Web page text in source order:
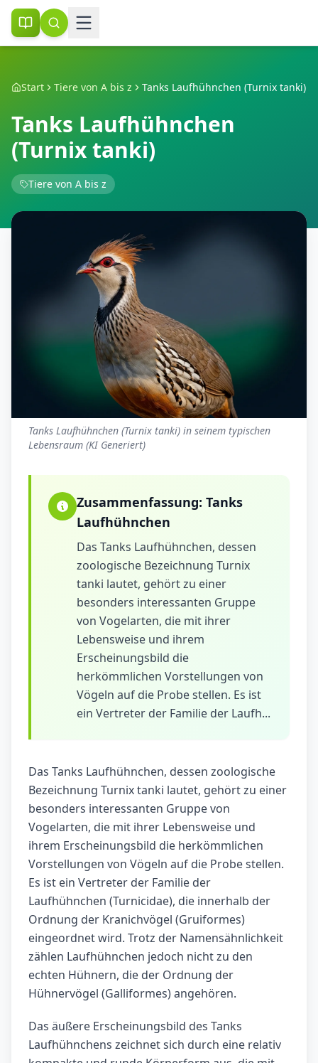
Start Tiere von A bis z Tanks Laufhühnchen (Turnix tanki)
Tanks Laufhühnchen
(Turnix tanki)
Tiere von A bis z
Tanks Laufhühnchen (Turnix tanki) in seinem typischen
Lebensraum (KI Generiert)
Zusammenfassung: Tanks
Laufhühnchen
Das Tanks Laufhühnchen, dessen
zoologische Bezeichnung Turnix
tanki lautet, gehört zu einer
besonders interessanten Gruppe
von Vogelarten, die mit ihrer
Lebensweise und ihrem
Erscheinungsbild die
herkömmlichen Vorstellungen von
Vögeln auf die Probe stellen. Es ist
ein Vertreter der Familie der Laufh...
Das Tanks Laufhühnchen, dessen zoologische
Bezeichnung Turnix tanki lautet, gehört zu einer
besonders interessanten Gruppe von
Vogelarten, die mit ihrer Lebensweise und
ihrem Erscheinungsbild die herkömmlichen
Vorstellungen von Vögeln auf die Probe stellen.
Es ist ein Vertreter der Familie der
Laufhühnchen (Turnicidae), die innerhalb der
Ordnung der Kranichvögel (Gruiformes)
eingeordnet wird. Trotz der Namensähnlichkeit
zählen Laufhühnchen jedoch nicht zu den
echten Hühnern, die der Ordnung der
Hühnervögel (Galliformes) angehören.
Das äußere Erscheinungsbild des Tanks
Laufhühnchens zeichnet sich durch eine relativ